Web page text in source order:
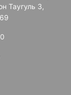
Таугуль 3,